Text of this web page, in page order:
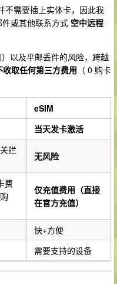
不需要插上实体卡，因此我
或其他联系方式 空中远程
以及平邮丢件的风险，跨越
收取任何第三方费用 （ 0 购卡
eSIM
当天发卡激活
拦
无风险
费
仅充值费用（直接
在官方充值）
快+方便
需要支持的设备